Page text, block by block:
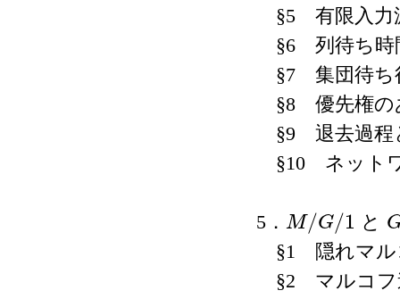
§5 有限入力
§6 列待ち時
§7 集団待ち
§8 優先権の
§9 退去過程
§10 ネット
5． M/G/1
M/G/ 1 と G
§1 隠れマル
§2 マルコフ